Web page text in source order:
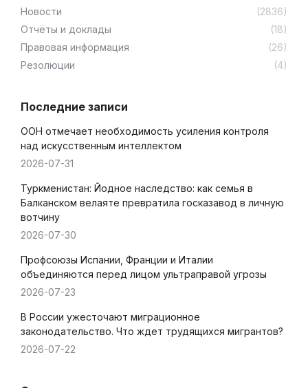
Новости
(2836)
Отчёты и доклады
(18)
Правовая информация
(26)
Резолюции
(4)
Последние записи
ООН отмечает необходимость усиления контроля
над искусственным интеллектом
2026-07-31
Туркменистан: Йодное наследство: как семья в
Балканском велаяте превратила госказавод в личную
вотчину
2026-07-30
Профсоюзы Испании, Франции и Италии
объединяются перед лицом ультраправой угрозы
2026-07-23
В России ужесточают миграционное
законодательство. Что ждет трудящихся мигрантов?
2026-07-22